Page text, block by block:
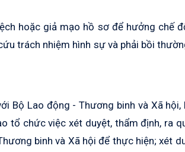
hoặc giả mạo hồ sơ để hưởng chế
trách nhiệm hình sự và phải bồi
Bộ Lao động - Thương binh và Xã
tổ chức việc xét duyệt, thẩm định, ra
binh và Xã hội để thực hiện; xét